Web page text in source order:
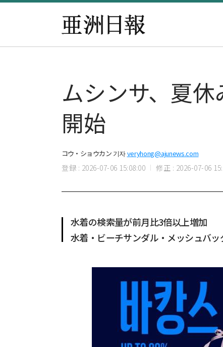
ムシンサ、夏
開始
コウ・ショウカン 기자veryhong@ajunews.com
登録 : 2026-07-06 15:08:00 修正 : 2026-07-06
水着の検索量が前月比3倍以上増加
水着・ビーチサンダル・メッシュバ